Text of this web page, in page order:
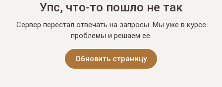
Упс, что-то пошло не так
Сервер перестал отвечать на запросы. Мы уже в курсе
проблемы и решаем её.
Обновить страницу